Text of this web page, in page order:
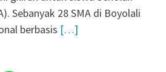
Sebanyak 28 SMA di Boyolali
berbasis […]